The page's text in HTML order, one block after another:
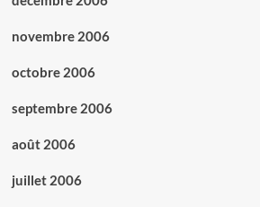
novembre 2006
octobre 2006
septembre 2006
août 2006
juillet 2006